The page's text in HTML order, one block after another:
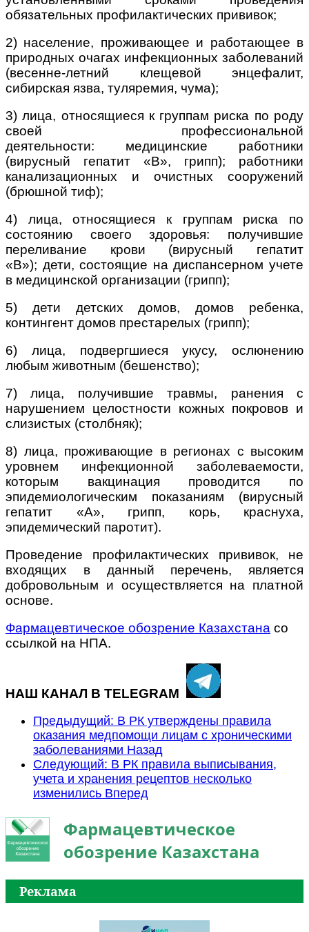
обязательных профилактических прививок;
2) население, проживающее и работающее в
природных очагах инфекционных заболеваний
(весенне-летний клещевой энцефалит,
сибирская язва, туляремия, чума);
3) лица, относящиеся к группам риска по роду
своей профессиональной
деятельности: медицинские работники
(вирусный гепатит «В», грипп); работники
канализационных и очистных сооружений
(брюшной тиф);
4) лица, относящиеся к группам риска по
состоянию своего здоровья: получившие
переливание крови (вирусный гепатит
«В»); дети, состоящие на диспансерном учете
в медицинской организации (грипп);
5) дети детских домов, домов ребенка,
контингент домов престарелых (грипп);
6) лица, подвергшиеся укусу, ослюнению
любым животным (бешенство);
7) лица, получившие травмы, ранения с
нарушением целостности кожных покровов и
слизистых (столбняк);
8) лица, проживающие в регионах с высоким
уровнем инфекционной заболеваемости,
которым вакцинация проводится по
эпидемиологическим показаниям (вирусный
гепатит «А», грипп, корь, краснуха,
эпидемический паротит).
Проведение профилактических прививок, не
входящих в данный перечень, является
добровольным и осуществляется на платной
основе.
Фармацевтическое обозрение Казахстана со
ссылкой на НПА.
НАШ КАНАЛ В TELEGRAM
Предыдущий: В РК утверждены правила
оказания медпомощи лицам с хроническими
заболеваниями Назад
Следующий: В РК правила выписывания,
учета и хранения рецептов несколько
изменились Вперед
Фармацевтическое
обозрение Казахстана
Реклама